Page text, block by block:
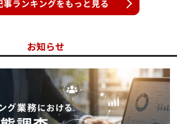
事ランキングをもっと見る
お知らせ